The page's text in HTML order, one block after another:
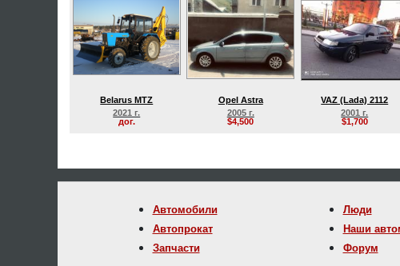
Belarus MTZ
2021 г.
дог.
Opel Astra
2005 г.
$4,500
VAZ (Lada) 2112
2001 г.
$1,700
Автомобили
Автопрокат
Запчасти
Люди
Наши
Форум